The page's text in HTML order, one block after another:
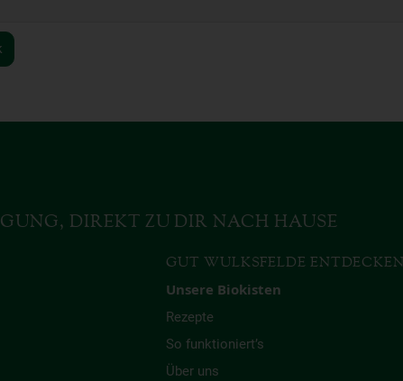
DIREKT ZU DIR NACH HAUSE
GUT WULKSFELDE ENTDECKEN
Unsere Biokisten
Rezepte
So funktioniert’s
Über uns